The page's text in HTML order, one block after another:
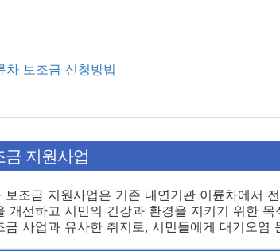
차 보조금 신청방법
지원사업
보조금 지원사업은 기존 내연기관 이륜차에서
개선하고 시민의 건강과 환경을 지키기 위한
금 사업과 유사한 취지로, 시민들에게 대기오염